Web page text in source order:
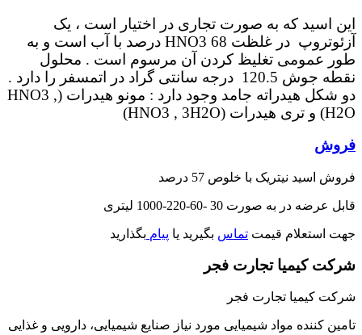
این اسید که به صورت تجاری در اختیار است ، یک
آزئوتروپ در غلظت HNO3 68 درصد با آب است و به
طور عمومی تغلیظ کردن آن مرسوم است . محلول
نقطه جوش 120.5 درجه سانتی گراد در اتمسفر را دارد .
دو شکل هیدراته جامد وجود دارد : مونو هیدرات (HNO3 ,
H2O) و تری هیدرات (HNO3 , 3H2O)
فروش
فروش اسید نیتریک با خلوص 57 درصد
قابل عرضه در به صورت 30 -60-220-1000 لیتری
جهت استعلام قیمت تماس بگیرید یا پیام بگذارید
شرکت کیمیا تجارت فجر
شرکت کیمیا تجارت فجر
تامین کننده مواد شیمیایی مورد نیاز صنایع شیمیایی، دارویی و غذایی